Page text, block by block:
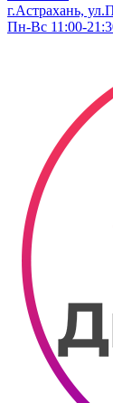
г.Астрахань,
Пн-Вс 11:00-